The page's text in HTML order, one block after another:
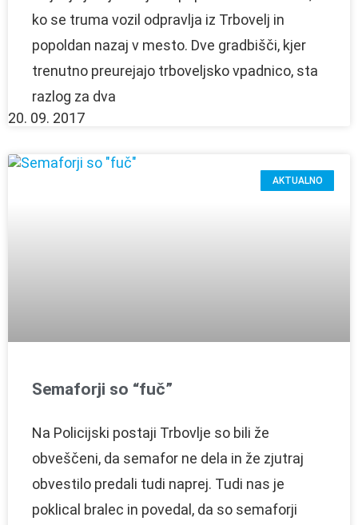
ko se truma vozil odpravlja iz Trbovelj in
popoldan nazaj v mesto. Dve gradbišči, kjer
trenutno preurejajo trboveljsko vpadnico, sta
razlog za dva
20. 09. 2017
AKTUALNO
Semaforji so “fuč”
Na Policijski postaji Trbovlje so bili že
obveščeni, da semafor ne dela in že zjutraj
obvestilo predali tudi naprej. Tudi nas je
poklical bralec in povedal, da so semaforji